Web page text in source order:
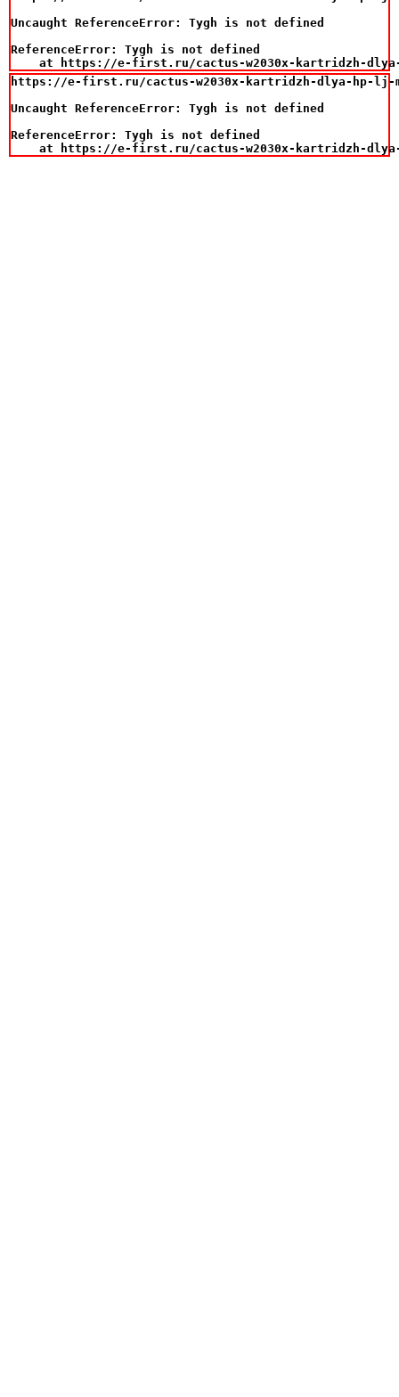
Uncaught ReferenceError: Tygh is not defined
ReferenceError: Tygh is not defined
at https://e-first.ru/cactus-w2030x-kartridzh-
https://e-first.ru/cactus-w2030x-kartridzh-dlya-hp-lj-
Uncaught ReferenceError: Tygh is not defined
ReferenceError: Tygh is not defined
at https://e-first.ru/cactus-w2030x-kartridzh-